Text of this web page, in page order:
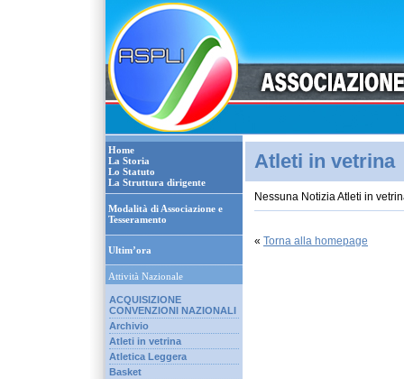
Home
La Storia
Lo Statuto
La Struttura dirigente
Modalità di Associazione e
Tesseramento
Ultim’ora
Attività Nazionale
ACQUISIZIONE
CONVENZIONI NAZIONALI
Archivio
Atleti in vetrina
Atletica Leggera
Basket
Atleti in vetrina
Nessuna Notizia Atleti in
« Torna alla homepage